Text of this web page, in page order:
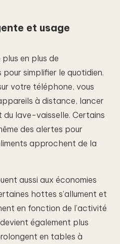
et usage
plus en plus de
simplifier le quotidien.
votre téléphone, vous
à distance, lancer
du lave-vaisselle. Certains
des alertes pour
approchent de la
aussi aux économies
hottes s’allument et
en fonction de l’activité
également plus
en tables à